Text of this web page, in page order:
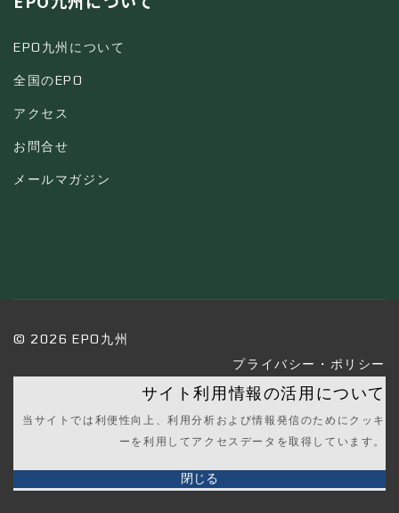
EPO九州について
全国のEPO
アクセス
お問合せ
メールマガジン
© 2026 EPO九州
プライバシー・ポリシー
サイト利用情報の活用について
当サイトでは利便性向上、利用分析および情報発信のためにクッキ
ーを利用してアクセスデータを取得しています。
閉じる